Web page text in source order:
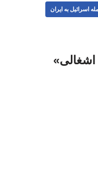
اسرائیل به ایران